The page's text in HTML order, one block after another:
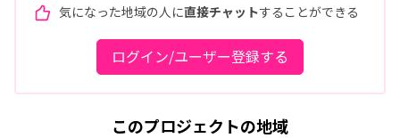
気になった地域の人に直接チャットすることができる
ログイン/ユーザー登録する
このプロジェクトの地域